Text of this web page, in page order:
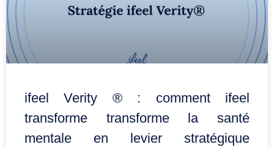
ifeel Verity ® : comment ifeel
transforme transforme la santé
mentale en levier stratégique